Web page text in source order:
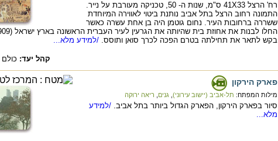
רח' הרצל 41X33 ס"מ, שנות ה- 50, טכניקה מעורבת על נייר.
התמונה רחוב הרצל בתל אביב נותנת ביטוי לאווירה המיוחדת
ששררה ברחובות העיר. נחום גוטמן היה בן אחת עשרה כאשר
בקש לתאר את תחילתה בטרם הפכה לכרך סואן ותוסס. /למידע מלא...
קהל יעד: כולם
פארק הירקון
מילות המפתח: תל-אביב (יישוב עירוני) גנים ריאה ירוקה
סיור בפארק הירקון, הפארק הגדול ביותר בתל אביב. /למידע
מלא...